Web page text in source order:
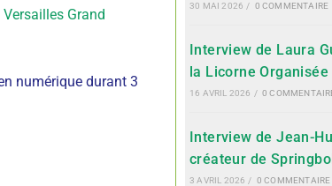
Versailles Grand
numérique durant 3
30 MAI 2026 / 0 COMMENTAIRE
Interview de Laura
la Licorne Organisée
16 AVRIL 2026 / 0
Interview de Jean-
créateur de
3 AVRIL 2026 / 0 COMMENTAIRE